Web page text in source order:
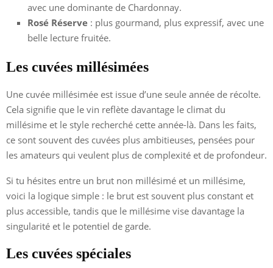
avec une dominante de Chardonnay.
Rosé Réserve : plus gourmand, plus expressif, avec une
belle lecture fruitée.
Les cuvées millésimées
Une cuvée millésimée est issue d’une seule année de récolte.
Cela signifie que le vin reflète davantage le climat du
millésime et le style recherché cette année-là. Dans les faits,
ce sont souvent des cuvées plus ambitieuses, pensées pour
les amateurs qui veulent plus de complexité et de profondeur.
Si tu hésites entre un brut non millésimé et un millésime,
voici la logique simple : le brut est souvent plus constant et
plus accessible, tandis que le millésime vise davantage la
singularité et le potentiel de garde.
Les cuvées spéciales